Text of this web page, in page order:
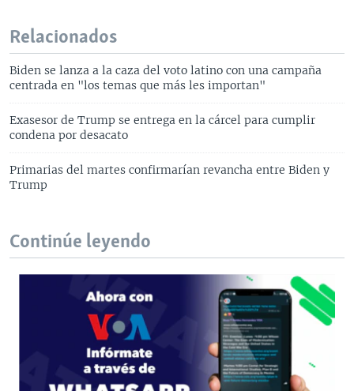
Relacionados
Biden se lanza a la caza del voto latino con una campaña
centrada en "los temas que más les importan"
Exasesor de Trump se entrega en la cárcel para cumplir
condena por desacato
Primarias del martes confirmarían revancha entre Biden y
Trump
Continúe leyendo